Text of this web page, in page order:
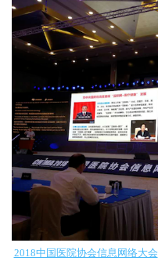
2018中国医院协会信息网络大会